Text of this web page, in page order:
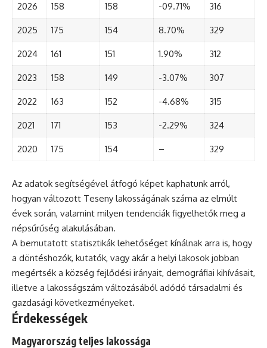
2026 158 158 -09.71% 316
2025 175 154 8.70% 329
2024 161 151 1.90% 312
2023 158 149 -3.07% 307
2022 163 152 -4.68% 315
2021 171 153 -2.29% 324
2020 175 154 – 329
Az adatok segítségével átfogó képet kaphatunk arról,
hogyan változott Teseny lakosságának száma az elmúlt
évek során, valamint milyen tendenciák figyelhetők meg a
népsűrűség alakulásában.
A bemutatott statisztikák lehetőséget kínálnak arra is, hogy
a döntéshozók, kutatók, vagy akár a helyi lakosok jobban
megértsék a község fejlődési irányait, demográfiai kihívásait,
illetve a lakosságszám változásából adódó társadalmi és
gazdasági következményeket.
Érdekességek
Magyarország teljes lakossága